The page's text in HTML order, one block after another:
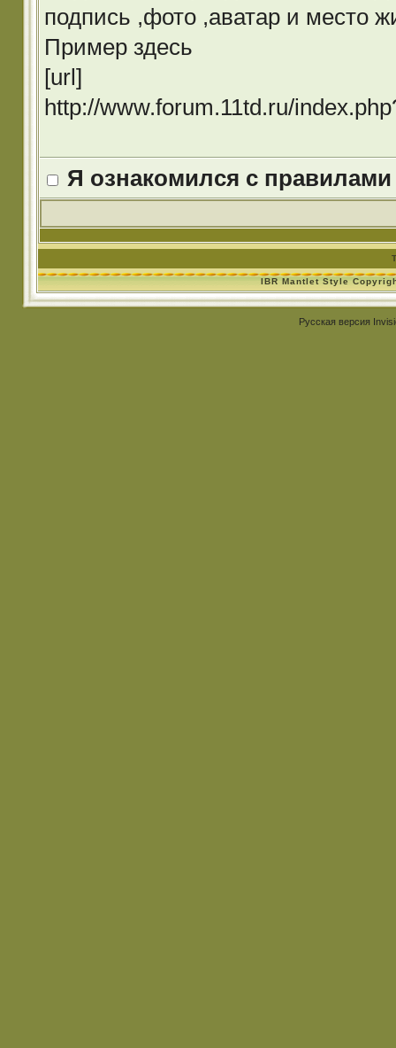
подпись ,фото ,аватар и место
Пример здесь
[url]
http://www.forum.11td.ru/
Я ознакомился с
IBR Mantlet Style
Русская версия